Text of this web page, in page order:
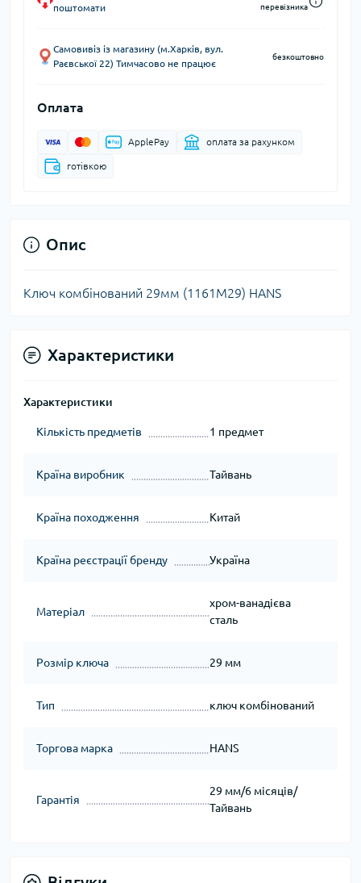
поштомати
перевізника
Самовивіз із магазину (м.Харків, вул.
Раєвської 22) Тимчасово не працює
безкоштовно
Оплата
ApplePay оплата за рахунком
готівкою
Опис
Ключ комбінований 29мм (1161M29) HANS
Характеристики
Характеристики
Кількість предметів 1 предмет
Країна виробник Тайвань
Країна походження Китай
Країна реєстрації бренду Україна
Матеріал
хром-ванадієва
сталь
Розмір ключа 29 мм
Тип ключ комбінований
Торгова марка HANS
Гарантія
29 мм/6 місяців/
Тайвань